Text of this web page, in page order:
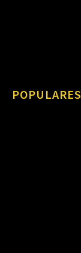
POPULARES